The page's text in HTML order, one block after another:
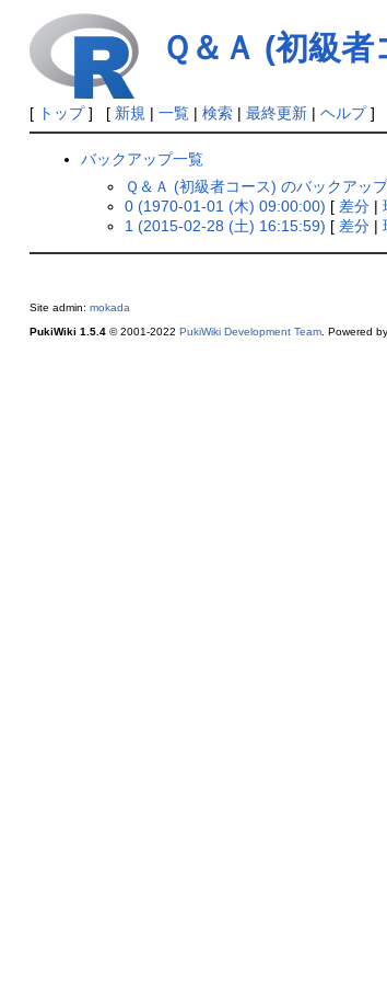
Ｑ＆Ａ (初級者
[ トップ] [ 新規 | 一覧| 検索| 最終更新| ヘルプ]
バックアップ一覧
Ｑ＆Ａ (初級者コース) のバックアッ
0 (1970-01-01 (木) 09:00:00) [ 差分 |
1 (2015-02-28 (土) 16:15:59) [ 差分 |
Site admin: mokada
PukiWiki 1.5.4© 2001-2022 PukiWiki Development Team. Powered